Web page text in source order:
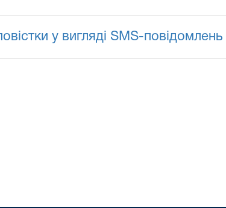
у вигляді SMS-повідомлень